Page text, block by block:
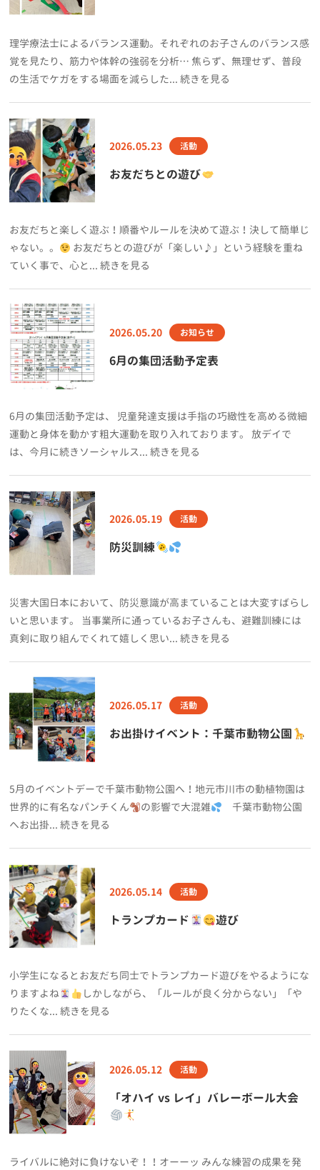
理学療法士によるバランス運動。それぞれのお子さんのバランス感
覚を見たり、筋力や体幹の強弱を分析… 焦らず、無理せず、普段
の生活でケガをする場面を減らした... 続きを見る
2026.05.23 活動
お友だちとの遊び
お友だちと楽しく遊ぶ！順番やルールを決めて遊ぶ！決して簡単じ
ゃない。。
お友だちとの遊びが「楽しい♪」という経験を重ね
ていく事で、心と... 続きを見る
2026.05.20 お知らせ
6月の集団活動予定表
6月の集団活動予定は、 児童発達支援は手指の巧緻性を高める微細
運動と身体を動かす粗大運動を取り入れております。 放デイで
は、今月に続きソーシャルス... 続きを見る
2026.05.19 活動
防災訓練
災害大国日本において、防災意識が高まていることは大変すばらし
いと思います。 当事業所に通っているお子さんも、避難訓練には
真剣に取り組んでくれて嬉しく思い... 続きを見る
2026.05.17 活動
お出掛けイベント：千葉市動物公園
5月のイベントデーで千葉市動物公園へ！地元市川市の動植物園は
世界的に有名なパンチくん
の影響で大混雑
千葉市動物公園
へお出掛... 続きを見る
2026.05.14 活動
トランプカード 遊び
小学生になるとお友だち同士でトランプカード遊びをやるようにな
りますよね
しかしながら、「ルールが良く分からない」「や
りたくな... 続きを見る
2026.05.12 活動
「オハイ vs レイ」バレーボール大会
ライバルに絶対に負けないぞ！！オーーッ みんな練習の成果を発